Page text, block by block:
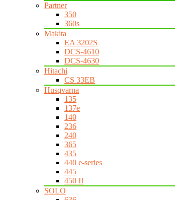
Partner
350
360s
Makita
EA 3202S
DCS-4610
DCS-4630
Hitachi
CS 33EB
Husqvarna
135
137e
140
236
240
365
435
440 e-series
445
450 II
SOLO